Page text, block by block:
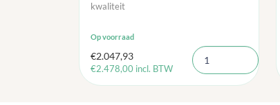
kwaliteit
Op voorraad
€2.047,93
€2.478,00 incl. BTW